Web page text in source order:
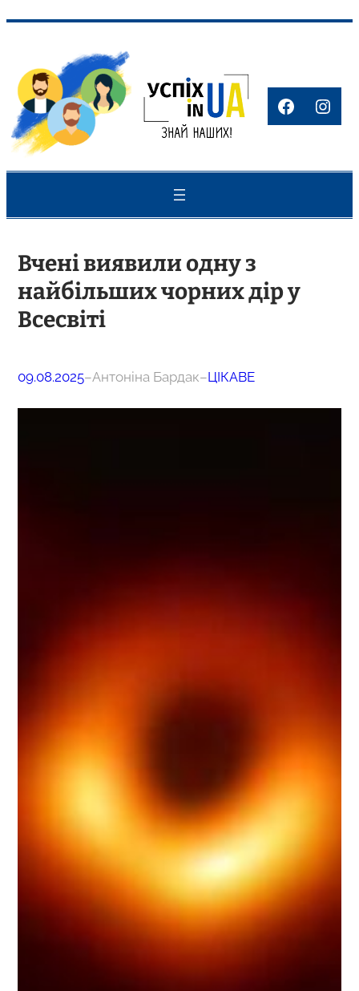
вмісту
Вчені виявили одну з
найбільших чорних дір у
Всесвіті
09.08.2025–Антоніна Бардак–ЦІКАВЕ